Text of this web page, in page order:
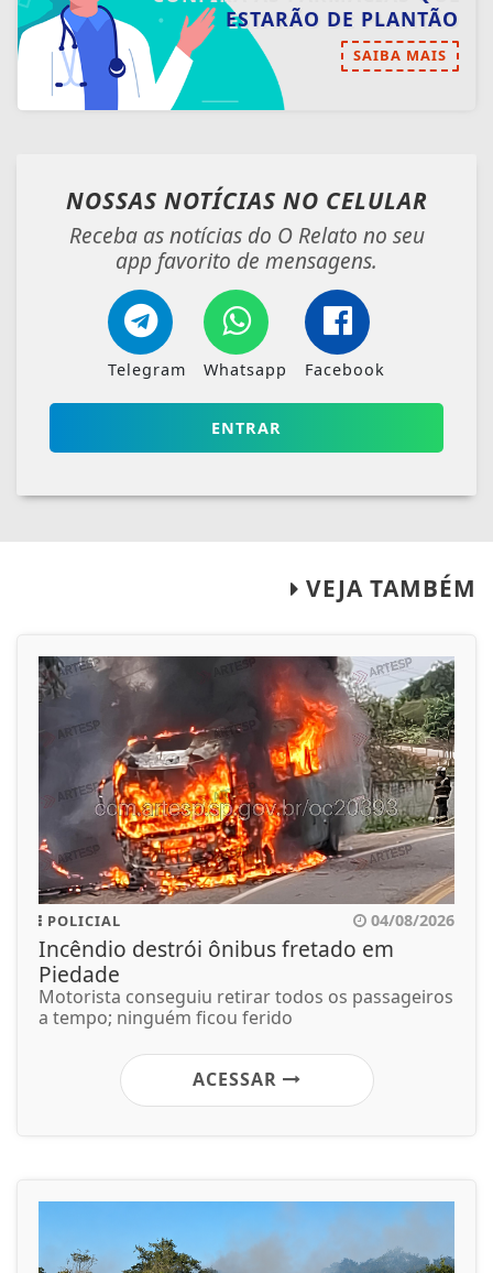
ESTARÃO DE PLANTÃO
SAIBA MAIS
NOSSAS NOTÍCIAS NO CELULAR
Receba as notícias do O Relato no seu
app favorito de mensagens.
Telegram Whatsapp Facebook
ENTRAR
VEJA TAMBÉM
POLICIAL 04/08/2026
Incêndio destrói ônibus fretado em
Piedade
Motorista conseguiu retirar todos os passageiros
a tempo; ninguém ficou ferido
ACESSAR